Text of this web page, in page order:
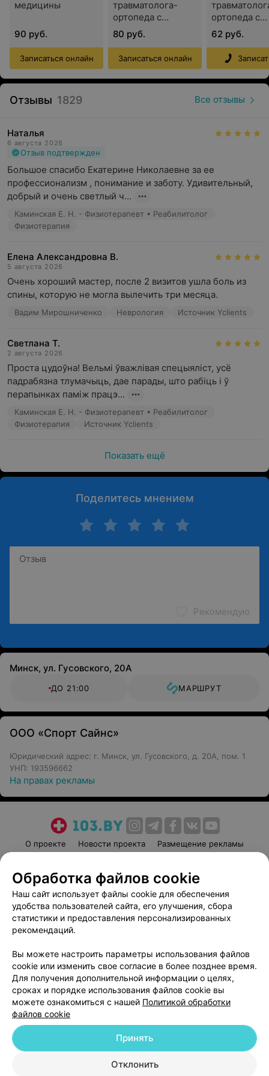
направлениям:
Неврология;
Спортивная медицина;
статической и динамической балансометрией,
подобарометрией, оценкой фаз шага);
Физиотерапия (SIS-терапия, карбокситерапия,
контактная диатермия, все виды электролечения,
ультразвуковая терапия, лазеротерапия);
Пролотерапия (PRP-терапия);
том числе под УЗИ навигацией);
Реабилитационный фитнес;
Адаптивный детский фитнес;
Спортивная реабилитация;
биоимпедансометрии).
Обращаем ваше внимание, что обязательна
консультация специалиста: рекламируемые
медицинские услуги могут иметь противопоказания и
побочные реакции.
медицины
90 руб.
Записаться онлайн
травматолога-
ортопеда с
введением
критериев
безопасности
нагрузки
80 руб.
Записаться онлайн
ортопеда с
(узи)
62 руб.
Отзывы 1829 Все отзывы
Наталья
6 августа 2026
Отзыв подтвержден
Большое спасибо Екатерине Николаевне за ее
профессионализм , понимание и заботу. Удивительный,
добрый и очень светлый ч...
Каминская Е. Н. - Физиотерапевт • Реабилитолог
Физиотерапия
Елена Александровна В.
5 августа 2026
Очень хороший мастер, после 2 визитов ушла боль из
спины, которую не могла вылечить три месяца.
Вадим Мирошниченко Неврология Источник Yclients
Светлана Т.
2 августа 2026
Проста цудоўна! Вельмі ўважлівая спецыяліст, усё
падрабязна тлумачыць, дае парады, што рабіць і ў
перапынках паміж працэ...
Каминская Е. Н. - Физиотерапевт • Реабилитолог
Физиотерапия
Источник Yclients
Показать ещё
Поделитесь мнением
Рекомендую
Минск, ул. Гусовского, 20А
ДО 21:00 МАРШРУТ
ООО «Спорт Сайнс»
Юридический адрес: г. Минск, ул. Гусовского, д. 20А, пом. 1
УНП: 193596662
На правах рекламы
О проекте Новости проекта
Размещение рекламы
Пользовательское соглашение
Способы оплаты
Вакансии
Партнеры
Написать руководителю 103.by
Обработка персональных данных
© 2026 ООО «Артокс Лаб», УНП 191700409
| 220012, Республика Беларусь,
Обработка файлов cookie
Наш сайт использует файлы cookie для обеспечения
удобства пользователей сайта, его улучшения, сбора
статистики и предоставления персонализированных
рекомендаций.
Вы можете настроить параметры использования файлов
cookie или изменить свое согласие в более позднее время.
Для получения дополнительной информации о целях,
сроках и порядке использования файлов cookie вы
можете ознакомиться с нашей Политикой обработки
файлов cookie
Отклонить
Принять